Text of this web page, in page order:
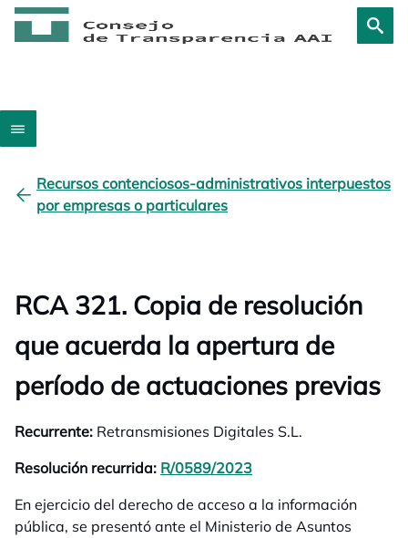
Recursos contenciosos-administrativos interpuestos
por empresas o particulares
RCA 321. Copia de resolución
que acuerda la apertura de
período de actuaciones previas
Recurrente: Retransmisiones Digitales S.L.
Resolución recurrida: R/0589/2023
En ejercicio del derecho de acceso a la información
pública, se presentó ante el Ministerio de Asuntos